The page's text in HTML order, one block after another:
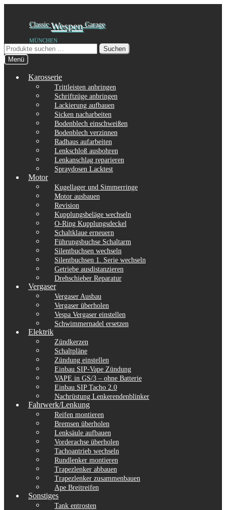
springen
springen
ClassicWespen Garage
MÜNCHEN
Suchen
nach:
Suchen
Menü
Karosserie
Trittleisten anbringen
Schriftzüge anbringen
Lackierung aufbauen
Sicken nacharbeiten
Bodenblech einschweißen
Bodenblech verzinnen
Radhaus aufarbeiten
Lenkschloß ausbohren
Lenkanschlag reparieren
Spraydosen Lacktest
Motor
Kugellager und Simmerringe
Motor ausbauen
Revision
Kupplungsbeläge wechseln
O-Ring Kupplungsdeckel
Schaltklaue erneuern
Führungsbuchse Schaltarm
Silentbuchsen wechseln
Silentbuchsen 1. Serie wechseln
Getriebe ausdistanzieren
Drehschieber Reparatur
Vergaser
Vergaser Ausbau
Vergaser überholen
Vespa Vergaser einstellen
Schwimmernadel ersetzen
Elektrik
Zündkerzen
Schaltpläne
Zündung einstellen
Einbau SIP-Vape Zündung
VAPE in GS/3 – ohne Batterie
Einbau SIP Tacho 2.0
Nachrüstung Lenkerendenblinker
Fahrwerk/Lenkung
Reifen montieren
Bremsen überholen
Lenksäule aufbauen
Vorderachse überholen
Tachoantrieb wechseln
Rundlenker montieren
Trapezlenker abbauen
Trapezlenker zusammenbauen
Ape Breitreifen
Sonstiges
Tank entrosten